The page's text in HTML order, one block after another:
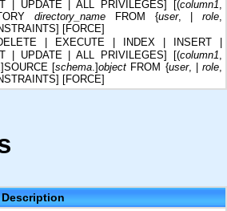
| UPDATE | ALL PRIVILEGES] [(column1,
directory_name FROM {user, |role,
[FORCE]
| EXECUTE | INDEX | INSERT |
| UPDATE | ALL PRIVILEGES] [(column1,
[schema.]object FROM {user, | role,
[FORCE]
Description